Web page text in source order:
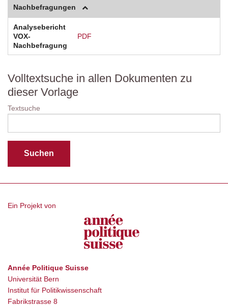
Nachbefragungen
Analysebericht
VOX-
Nachbefragung
PDF
Volltextsuche in allen Dokumenten zu
dieser Vorlage
Textsuche
Ein Projekt von
Année Politique Suisse
Universität Bern
Institut für Politikwissenschaft
Fabrikstrasse 8